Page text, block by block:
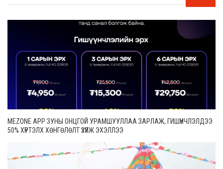
MEZONE APP ЗУНЫ ОНЦГОЙ УРАМШУУЛЛАА ЗАРЛАЖ, ГИШҮҮНЧЛЭЛДЭЭ
50% ХҮРТЭЛХ ХӨНГӨЛӨЛТ ҮЗҮҮЛЖ ЭХЭЛЛЭЭ